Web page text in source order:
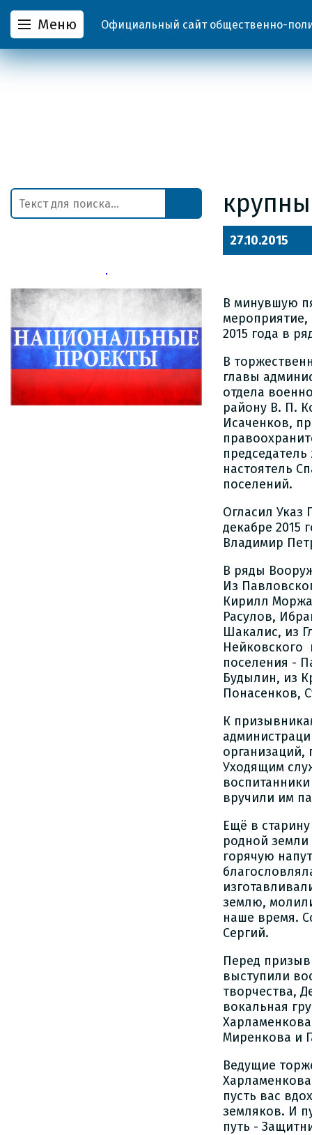
Меню Официальный сайт общественно-
27.10.2015
В минувшую
2015 года в
В
главы
отдела
району В. П.
Исаченков,
настоятель
поселений.
Огласил Указ
декабре 2015
Владимир
В ряды
Из
Кирилл
Расулов,
Шакалис, из
Нейковского
поселения -
Будылин, из
Понасенков,
К
организаций,
Уходящим
вручили им
Ещё в
родной земли
горячую
землю,
наше время.
Сергий.
Перед
выступили
творчества,
вокальная
Миренкова и
Ведущие
пусть вас
земляков. И
путь -